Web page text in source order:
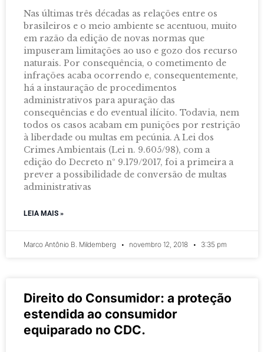
Nas últimas três décadas as relações entre os
brasileiros e o meio ambiente se acentuou, muito
em razão da edição de novas normas que
impuseram limitações ao uso e gozo dos recurso
naturais. Por consequência, o cometimento de
infrações acaba ocorrendo e, consequentemente,
há a instauração de procedimentos
administrativos para apuração das
consequências e do eventual ilícito. Todavia, nem
todos os casos acabam em punições por restrição
à liberdade ou multas em pecúnia. A Lei dos
Crimes Ambientais (Lei n. 9.605/98), com a
edição do Decreto nº 9.179/2017, foi a primeira a
prever a possibilidade de conversão de multas
administrativas
LEIA MAIS »
Marco Antônio B. Mildemberg novembro 12, 2018 3:35 pm
Direito do Consumidor: a proteção
estendida ao consumidor
equiparado no CDC.